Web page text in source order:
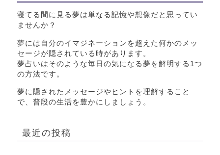
寝てる間に見る夢は単なる記憶や想像だと思ってい
ませんか？
夢には自分のイマジネーションを超えた何かのメッ
セージが隠されている時があります。
夢占いはそのような毎日の気になる夢を解明する1つ
の方法です。
夢に隠されたメッセージやヒントを理解すること
で、普段の生活を豊かにしましょう。
最近の投稿